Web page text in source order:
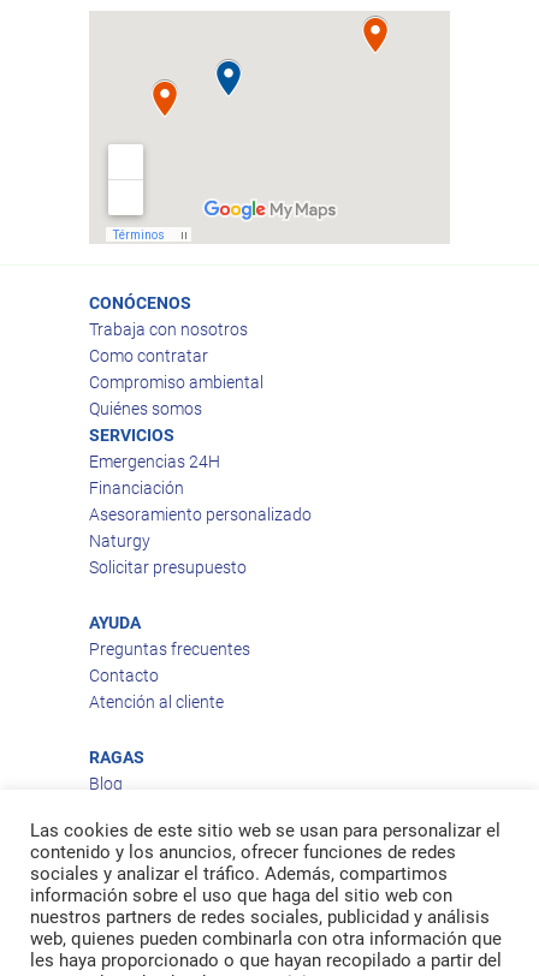
CONÓCENOS
Trabaja con nosotros
Como contratar
Compromiso ambiental
Quiénes somos
SERVICIOS
Emergencias 24H
Financiación
Asesoramiento personalizado
Naturgy
Solicitar presupuesto
AYUDA
Preguntas frecuentes
Contacto
Atención al cliente
RAGAS
Blog
Política de privacidad
Política de cookies
Política de envío
Política de devoluciones
Las cookies de este sitio web se usan para personalizar el
contenido y los anuncios, ofrecer funciones de redes
sociales y analizar el tráfico. Además, compartimos
información sobre el uso que haga del sitio web con
nuestros partners de redes sociales, publicidad y análisis
web, quienes pueden combinarla con otra información que
les haya proporcionado o que hayan recopilado a partir del